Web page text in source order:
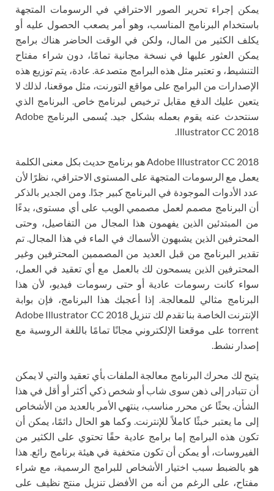
يمكن إجراء تحرير الصور الاحترافي في الرسومات المتجهة
باستخدام البرنامج المناسب، وهو أمر يصعب الحصول عليه أو
يكلف الكثير من المال، ولكن في الوقت الحاضر هناك برامج
يمكن العثور عليها في نسخة مجانية تمامًا، دون شراء مفتاح
التنشيط، و تعتبر مثل هذه البرامج متصدعة. عادة، يتم توزيع هذه
الإصدارات من البرامج على مواقع التورنت، مثل موقعنا، لذلك لا
يتعين عليك الدفع مقابل ترخيص لبرنامج خاص. البرنامج الذي
سنتحدث عنه يقوم بعمله بشكل جيد. يُسمى البرنامج Adobe
Illustrator CC 2018.
Adobe Illustrator CC 2018 هو برنامج حديث بكل معنى الكلمة
يعمل مع الرسومات المتجهة على المستوى الاحترافي، نظرًا لأن
عدد الأدوات الموجودة في البرنامج كبير جدًا. ومن الجدير بالذكر
أن البرنامج مصمم لعمل مصممي الويب على أي مستوى، بدءًا
من المبتدئين الذين يفهمون هذا المجال من التفاصيل، وحتى
المحترفين الذين يشبهون الأسماك في الماء في هذا المجال. تم
تقدير البرنامج من قبل العديد من المصممين المحترفين وغير
المحترفين الذين يسمحون لك بالعمل مع أي تعقيد في العمل،
سواء كانت رسومات عادية أو حتى رسومات فيديو، لأن هذا
البرنامج مثالي للمعالجة. إذا أعجبك هذا البرنامج، فإن بوابة
الإنترنت الخاصة بنا تقدم لك تنزيل Adobe Illustrator CC 2018
torrent على موقعنا الإلكتروني مجانًا تمامًا باللغة الروسية مع
إصدار نشط.
يتيح لك محرك البرنامج معالجة الملفات بأي تعقيد والتي لا يمكن
أن تتبادر إلى ذهن سوى شاب أو شخص ذكي أكثر أو أقل في هذا
الشأن. بحثًا عن محرر مناسب، ينتهي الأمر بالعديد من الأشخاص
إلى ما يعتبر خبثًا كاملاً للإنترنت. وكما هو الحال دائمًا، يمكن أن
تكون هذه البرامج إما برامج عادية حقًا تحتوي على الكثير من
الفيروسات، أو يمكن أن تكون متخفية في هيئة برنامج رائع. هذا
هو بالضبط سبب اختيار الأشخاص للبرامج الرسمية، مع شراء
مفتاح، على الرغم من أنه من الأفضل تنزيل منتج نظيف على